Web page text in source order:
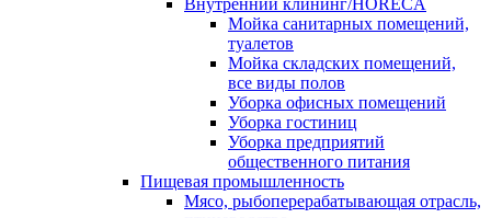
Внутренний клининг/HORECA
Мойка санитарных помещений,
туалетов
Мойка складских помещений,
все виды полов
Уборка офисных помещений
Уборка гостиниц
Уборка предприятий
общественного питания
Пищевая промышленность
Мясо, рыбоперерабатывающая отрасль,